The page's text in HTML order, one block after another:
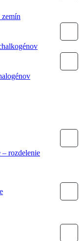
– rozdelenie